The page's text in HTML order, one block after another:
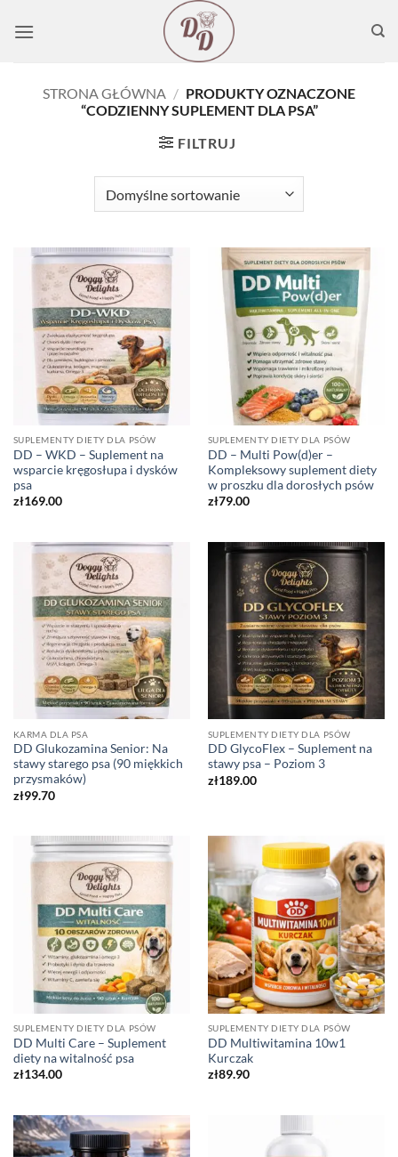
STRONA GŁÓWNA / PRODUKTY OZNACZONE
“CODZIENNY SUPLEMENT DLA PSA”
FILTRUJ
SUPLEMENTY DIETY DLA PSÓW
DD – WKD – Suplement na
wsparcie kręgosłupa i dysków
psa
zł169.00
SUPLEMENTY DIETY DLA PSÓW
DD – Multi Pow(d)er –
Kompleksowy suplement diety
w proszku dla dorosłych psów
zł79.00
KARMA DLA PSA
DD Glukozamina Senior: Na
stawy starego psa (90 miękkich
przysmaków)
zł99.70
SUPLEMENTY DIETY DLA PSÓW
DD GlycoFlex – Suplement na
stawy psa – Poziom 3
zł189.00
SUPLEMENTY DIETY DLA PSÓW
DD Multi Care – Suplement
diety na witalność psa
zł134.00
SUPLEMENTY DIETY DLA PSÓW
DD Multiwitamina 10w1
Kurczak
zł89.90